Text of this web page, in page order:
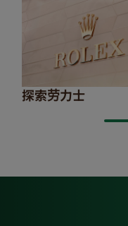
探索劳力士